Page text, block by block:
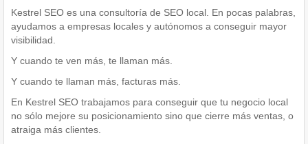
Kestrel SEO es una consultoría de SEO local. En pocas palabras,
ayudamos a empresas locales y autónomos a conseguir mayor
visibilidad.
Y cuando te ven más, te llaman más.
Y cuando te llaman más, facturas más.
En Kestrel SEO trabajamos para conseguir que tu negocio local
no sólo mejore su posicionamiento sino que cierre más ventas, o
atraiga más clientes.